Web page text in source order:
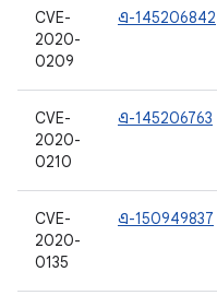
CVE-
2020-
0209
এ-145206842
CVE-
2020-
0210
এ-145206763
CVE-
2020-
0135
এ-150949837